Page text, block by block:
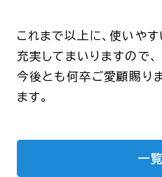
これまで以上に、使いや
充実してまいりますので、
今後とも何卒ご愛顧賜り
ます。
一